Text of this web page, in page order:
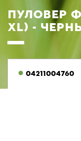
ПУЛОВЕР
XL) -
04211004760